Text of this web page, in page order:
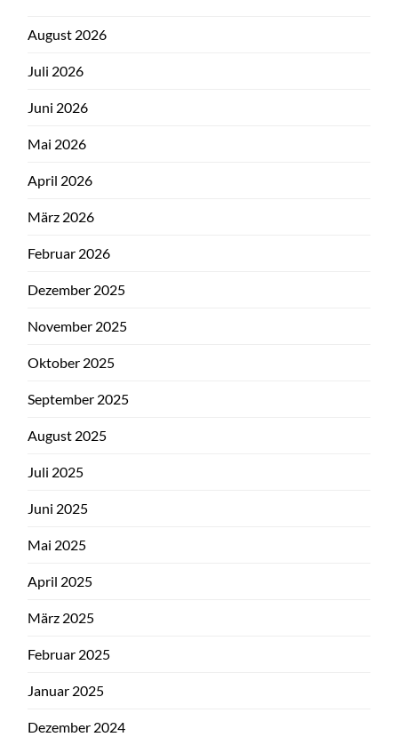
August 2026
Juli 2026
Juni 2026
Mai 2026
April 2026
März 2026
Februar 2026
Dezember 2025
November 2025
Oktober 2025
September 2025
August 2025
Juli 2025
Juni 2025
Mai 2025
April 2025
März 2025
Februar 2025
Januar 2025
Dezember 2024